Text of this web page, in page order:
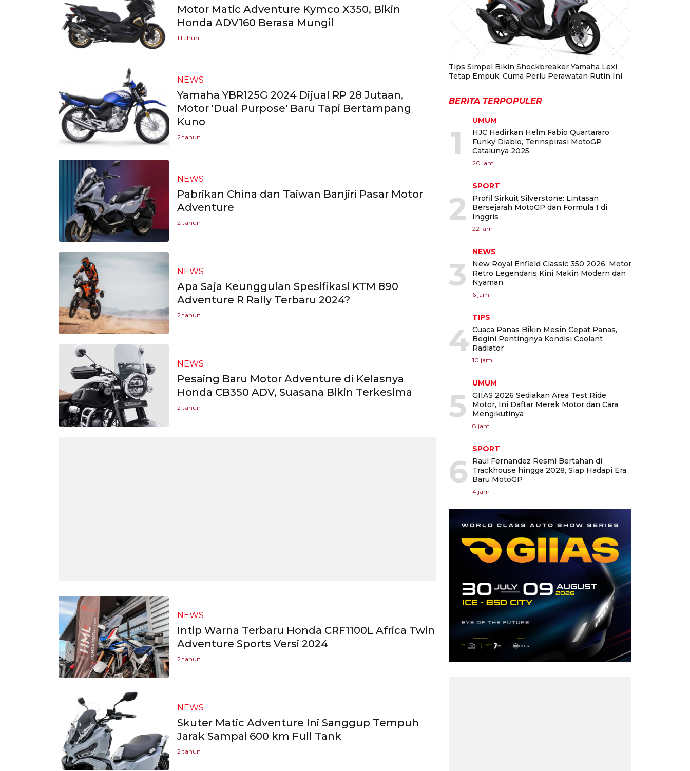
Motor Matic Adventure Kymco X350, Bikin
Honda ADV160 Berasa Mungil
1 tahun
NEWS
Yamaha YBR125G 2024 Dijual RP 28 Jutaan,
Motor 'Dual Purpose' Baru Tapi Bertampang
Kuno
2 tahun
NEWS
Pabrikan China dan Taiwan Banjiri Pasar Motor
Adventure
2 tahun
NEWS
Apa Saja Keunggulan Spesifikasi KTM 890
Adventure R Rally Terbaru 2024?
2 tahun
NEWS
Pesaing Baru Motor Adventure di Kelasnya
Honda CB350 ADV, Suasana Bikin Terkesima
2 tahun
NEWS
Intip Warna Terbaru Honda CRF1100L Africa Twin
Adventure Sports Versi 2024
2 tahun
NEWS
Skuter Matic Adventure Ini Sanggup Tempuh
Jarak Sampai 600 km Full Tank
2 tahun
Tips Simpel Bikin Shockbreaker Yamaha Lexi
Tetap Empuk, Cuma Perlu Perawatan Rutin Ini
BERITA TERPOPULER
1
UMUM
HJC Hadirkan Helm Fabio Quartararo
Funky Diablo, Terinspirasi MotoGP
Catalunya 2025
20 jam
2
SPORT
Profil Sirkuit Silverstone: Lintasan
Bersejarah MotoGP dan Formula 1 di
Inggris
22 jam
3
NEWS
New Royal Enfield Classic 350 2026: Motor
Retro Legendaris Kini Makin Modern dan
Nyaman
6 jam
4
TIPS
Cuaca Panas Bikin Mesin Cepat Panas,
Begini Pentingnya Kondisi Coolant
Radiator
10 jam
5
UMUM
GIIAS 2026 Sediakan Area Test Ride
Motor, Ini Daftar Merek Motor dan Cara
Mengikutinya
8 jam
6
SPORT
Raul Fernandez Resmi Bertahan di
Trackhouse hingga 2028, Siap Hadapi Era
Baru MotoGP
4 jam